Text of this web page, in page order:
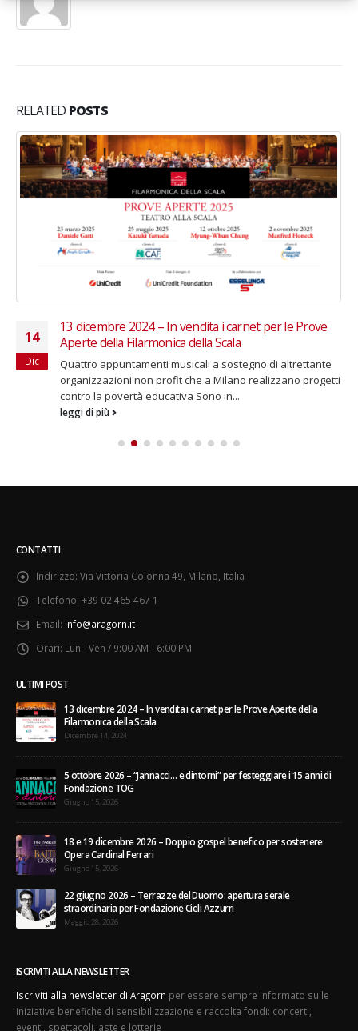
RELATED POSTS
14
Dic
13 dicembre 2024 – In vendita i carnet per le Prove
Aperte della Filarmonica della Scala
Quattro appuntamenti musicali a sostegno di altrettante
organizzazioni non profit che a Milano realizzano progetti
contro la povertà educativa Sono in...
leggi di più
CONTATTI
Indirizzo: Via Vittoria Colonna 49, Milano, Italia
Telefono: +39 02 465 467 1
Email: Info@aragorn.it
Orari: Lun - Ven / 9:00 AM - 6:00 PM
ULTIMI POST
13 dicembre 2024 – In vendita i carnet per le Prove Aperte della
Filarmonica della Scala
Dicembre 14, 2024
5 ottobre 2026 – “Jannacci… e dintorni” per festeggiare i 15 anni di
Fondazione TOG
Giugno 15, 2026
18 e 19 dicembre 2026 – Doppio gospel benefico per sostenere
Opera Cardinal Ferrari
Giugno 15, 2026
22 giugno 2026 – Terrazze del Duomo: apertura serale
straordinaria per Fondazione Cieli Azzurri
Maggio 28, 2026
ISCRIVITI ALLA NEWSLETTER
Iscriviti alla newsletter di Aragorn per essere sempre informato sulle
iniziative benefiche di sensibilizzazione e raccolta fondi: concerti,
eventi, spettacoli, aste e lotterie